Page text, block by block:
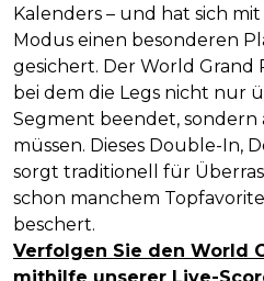
Kalenders – und hat sich
Modus einen besonderen
gesichert. Der World Grand
bei dem die Legs nicht nur
Segment beendet,
müssen. Dieses Double-In,
sorgt traditionell für
schon manchem
beschert.
Verfolgen Sie den World